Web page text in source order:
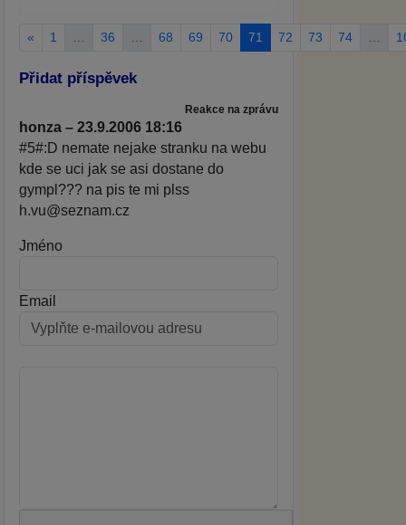
« 1 36 68 69 70 71 72 73 74
Přidat příspěvek
Reakce na zprávu
honza – 23.9.2006 18:16
#5#:D nemate nejake stranku na webu
kde se uci jak se asi dostane do
gympl??? na pis te mi plss
h.vu@seznam.cz
Jméno
Email